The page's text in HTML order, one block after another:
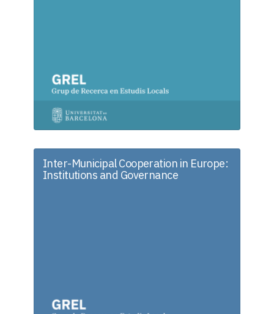
Inter-Municipal Cooperation in Europe:
Institutions and Governance